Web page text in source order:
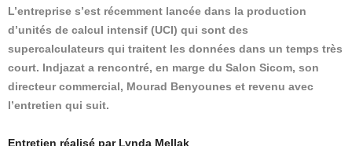
L’entreprise s’est récemment lancée dans la production
d’unités de calcul intensif (UCI) qui sont des
supercalculateurs qui traitent les données dans un temps très
court. Indjazat a rencontré, en marge du Salon Sicom, son
directeur commercial, Mourad Benyounes et revenu avec
l’entretien qui suit.
Entretien réalisé par Lynda Mellak